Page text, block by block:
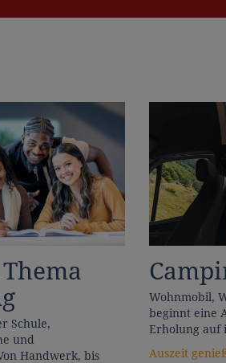
Schule,
und
Handwerk, bis
Wohnmobil,
beginnt eine
Erholung auf
Auszeit